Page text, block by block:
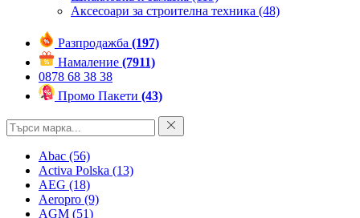
Аксесоари за строителна техника (48)
Разпродажба (197)
Намаление (7911)
0878 68 38 38
Промо Пакети (43)
Abac (56)
Activa Polska (13)
AEG (18)
Aeropro (9)
AGM (51)